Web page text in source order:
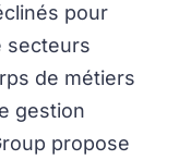
pour
secteurs
de métiers
gestion
propose